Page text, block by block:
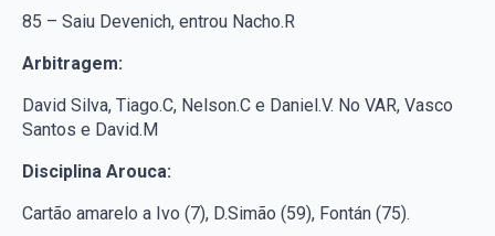
85 – Saiu Devenich, entrou Nacho.R
Arbitragem:
David Silva, Tiago.C, Nelson.C e Daniel.V. No VAR, Vasco
Santos e David.M
Disciplina Arouca:
Cartão amarelo a Ivo (7), D.Simão (59), Fontán (75).